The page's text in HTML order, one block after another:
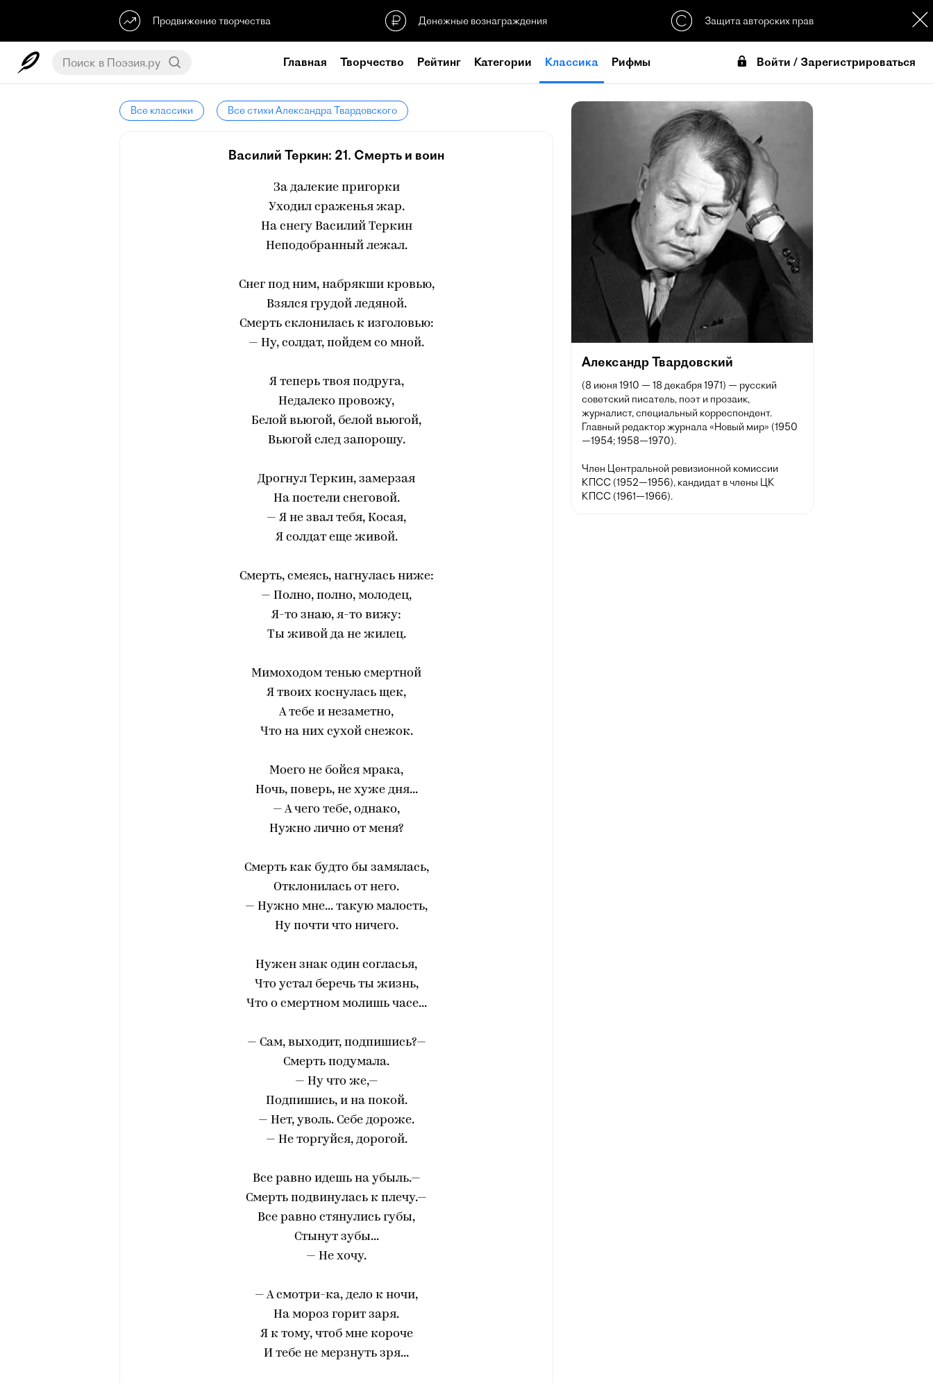
Продвижение творчества Денежные вознаграждения Защита авторских прав
Главная Творчество Рейтинг Категории Классика Рифмы Войти / Зарегистрироваться
Все классики Все стихи Александра Твардовского
Василий Теркин: 21. Смерть и воин
За далекие пригорки
Уходил сраженья жар.
На снегу Василий Теркин
Неподобранный лежал.
Снег под ним, набрякши кровью,
Взялся грудой ледяной.
Смерть склонилась к изголовью:
— Ну, солдат, пойдем со мной.
Я теперь твоя подруга,
Недалеко провожу,
Белой вьюгой, белой вьюгой,
Вьюгой след запорошу.
Дрогнул Теркин, замерзая
На постели снеговой.
— Я не звал тебя, Косая,
Я солдат еще живой.
Смерть, смеясь, нагнулась ниже:
— Полно, полно, молодец,
Я-то знаю, я-то вижу:
Ты живой да не жилец.
Мимоходом тенью смертной
Я твоих коснулась щек,
А тебе и незаметно,
Что на них сухой снежок.
Моего не бойся мрака,
Ночь, поверь, не хуже дня...
— А чего тебе, однако,
Нужно лично от меня?
Смерть как будто бы замялась,
Отклонилась от него.
— Нужно мне... такую малость,
Ну почти что ничего.
Нужен знак один согласья,
Что устал беречь ты жизнь,
Что о смертном молишь часе...
— Сам, выходит, подпишись?—
Смерть подумала.
— Ну что же,—
Подпишись, и на покой.
— Нет, уволь. Себе дороже.
— Не торгуйся, дорогой.
Все равно идешь на убыль.—
Смерть подвинулась к плечу.—
Все равно стянулись губы,
Стынут зубы...
— Не хочу.
— А смотри-ка, дело к ночи,
На мороз горит заря.
Я к тому, чтоб мне короче
И тебе не мерзнуть зря...
Александр Твардовский
(8 июня 1910 — 18 декабря 1971) — русский
советский писатель, поэт и прозаик,
журналист, специальный корреспондент.
Главный редактор журнала «Новый мир» (1950
—1954; 1958—1970).
Член Центральной ревизионной комиссии
КПСС (1952—1956), кандидат в члены ЦК
КПСС (1961—1966).